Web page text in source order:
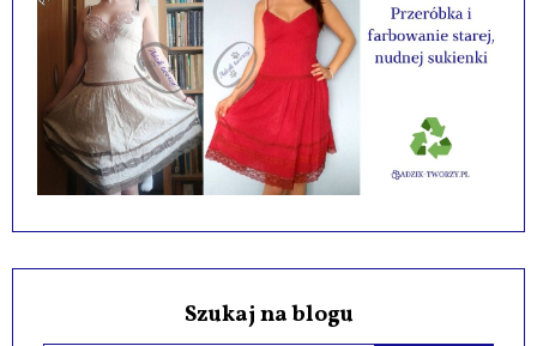
Szukaj na blogu